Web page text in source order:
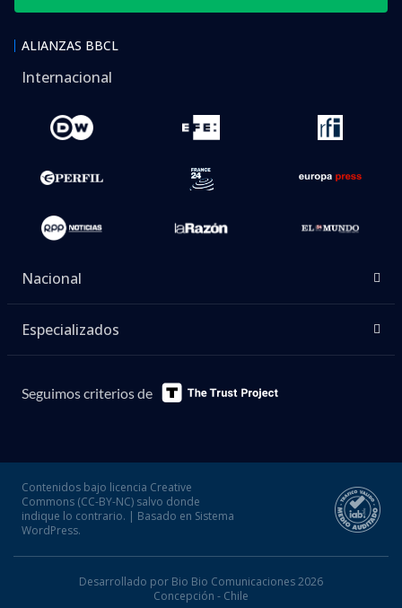
ALIANZAS BBCL
Internacional
Nacional
Especializados
Seguimos criterios de
Contenidos bajo licencia Creative
Commons (CC-BY-NC) salvo donde
indique lo contrario. | Basado en Sistema
WordPress.
Desarrollado por Bio Bio Comunicaciones 2026
Concepción - Chile